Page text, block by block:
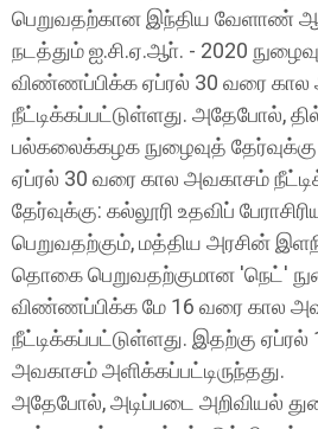
பெறுவதற்கான இந்திய வேளாண்
நடத்தும் ஐ.சி.ஏ.ஆா். - 2020
விண்ணப்பிக்க ஏப்ரல் 30 வரை
நீட்டிக்கப்பட்டுள்ளது. அதேபோல்,
பல்கலைக்கழக நுழைவுத்
ஏப்ரல் 30 வரை கால அவகாசம்
தேர்வுக்கு: கல்லூரி உதவிப்
பெறுவதற்கும், மத்திய அரசின்
தொகை பெறுவதற்குமான 'நெட்'
விண்ணப்பிக்க மே 16 வரை கால
நீட்டிக்கப்பட்டுள்ளது. இதற்கு
அவகாசம் அளிக்கப்பட்டிருந்தது.
அதேபோல், அடிப்படை அறிவியல்